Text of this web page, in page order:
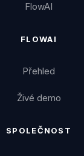
FlowAI
FLOWAI
Přehled
Živé demo
SPOLEČNOST